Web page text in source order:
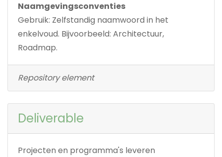
Naamgevingsconventies
Gebruik: Zelfstandig naamwoord in het
enkelvoud. Bijvoorbeeld: Architectuur,
Roadmap.
Repository element
Deliverable
Projecten en programma's leveren